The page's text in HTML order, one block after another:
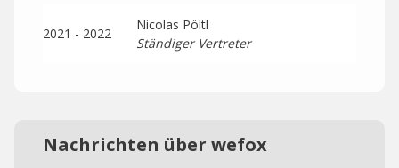
2021 - 2022
Nicolas Pöltl
Ständiger Vertreter
Nachrichten über wefox